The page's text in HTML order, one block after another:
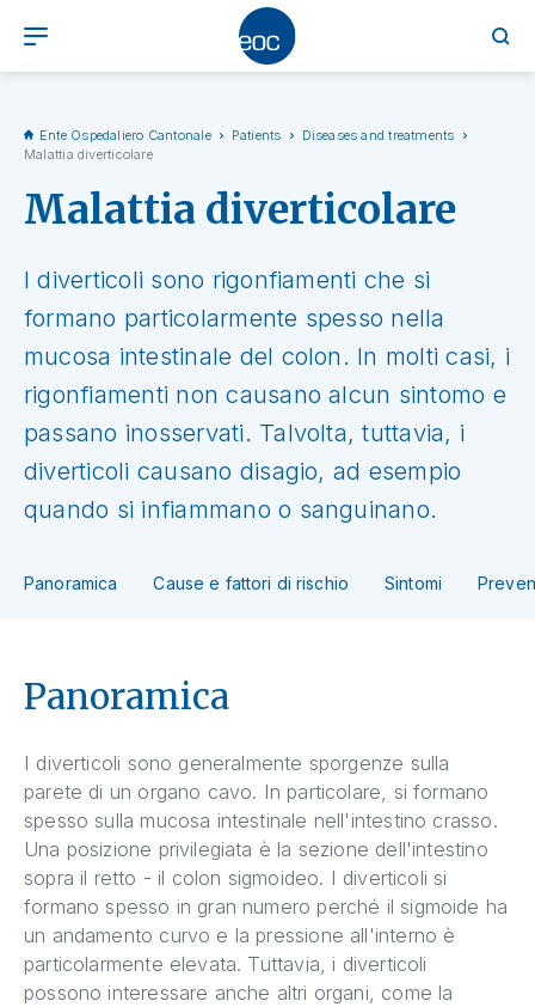
Ente Ospedaliero Cantonale Patients
Diseases and treatments
Malattia diverticolare
Malattia diverticolare
I diverticoli sono rigonfiamenti che si
formano particolarmente spesso nella
mucosa intestinale del colon. In molti casi, i
rigonfiamenti non causano alcun sintomo e
passano inosservati. Talvolta, tuttavia, i
diverticoli causano disagio, ad esempio
quando si infiammano o sanguinano.
Panoramica Cause e fattori di rischio Sintomi
Panoramica
I diverticoli sono generalmente sporgenze sulla
parete di un organo cavo. In particolare, si formano
spesso sulla mucosa intestinale nell'intestino crasso.
Una posizione privilegiata è la sezione dell'intestino
sopra il retto - il colon sigmoideo. I diverticoli si
formano spesso in gran numero perché il sigmoide ha
un andamento curvo e la pressione all'interno è
particolarmente elevata. Tuttavia, i diverticoli
possono interessare anche altri organi, come la